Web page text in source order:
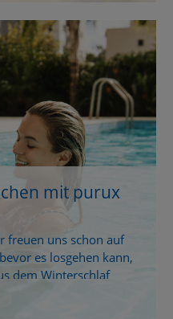
mit einer Mischung
mit purux
freuen uns schon auf
es losgehen kann,
dem Winterschlaf
ganz einfach. Das